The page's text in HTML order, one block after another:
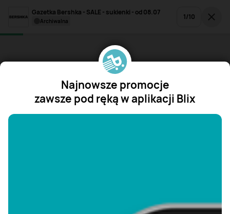
Gazetka Bershka - SALE - sukienki - od 08.07
archiwalna 1/10
Najnowsze promocje
zawsze pod ręką w aplikacji Blix
"/>